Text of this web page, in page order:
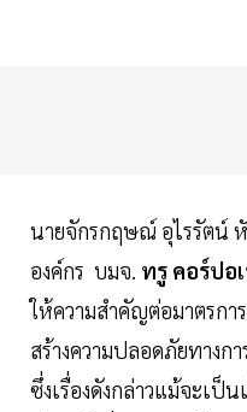
นายจักรกฤษณ์ อุไรรัตน์
องค์กร บมจ. ทรู คอร์ปอ
ให้ความสำคัญต่อมาตรกา
สร้างความปลอดภัยทาง
ซึ่งเรื่องดังกล่าวแม้จะเป็น